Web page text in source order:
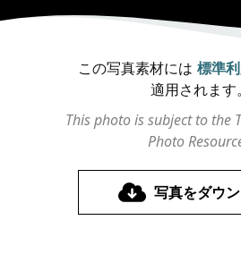
この写真素材には 標準
適用されます。
This photo is subject to the
Photo
写真をダウ